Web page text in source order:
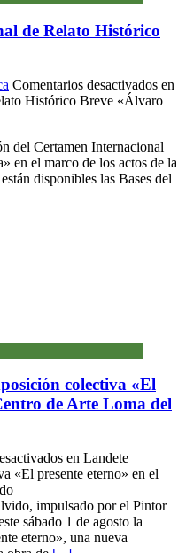
de Relato Histórico
Comentarios desactivados en
Histórico Breve «Álvaro
del Certamen Internacional
en el marco de los actos de la
disponibles las Bases del
colectiva «El
de Arte Loma del
en Landete
«El presente eterno» en el
impulsado por el Pintor
sábado 1 de agosto la
eterno», una nueva